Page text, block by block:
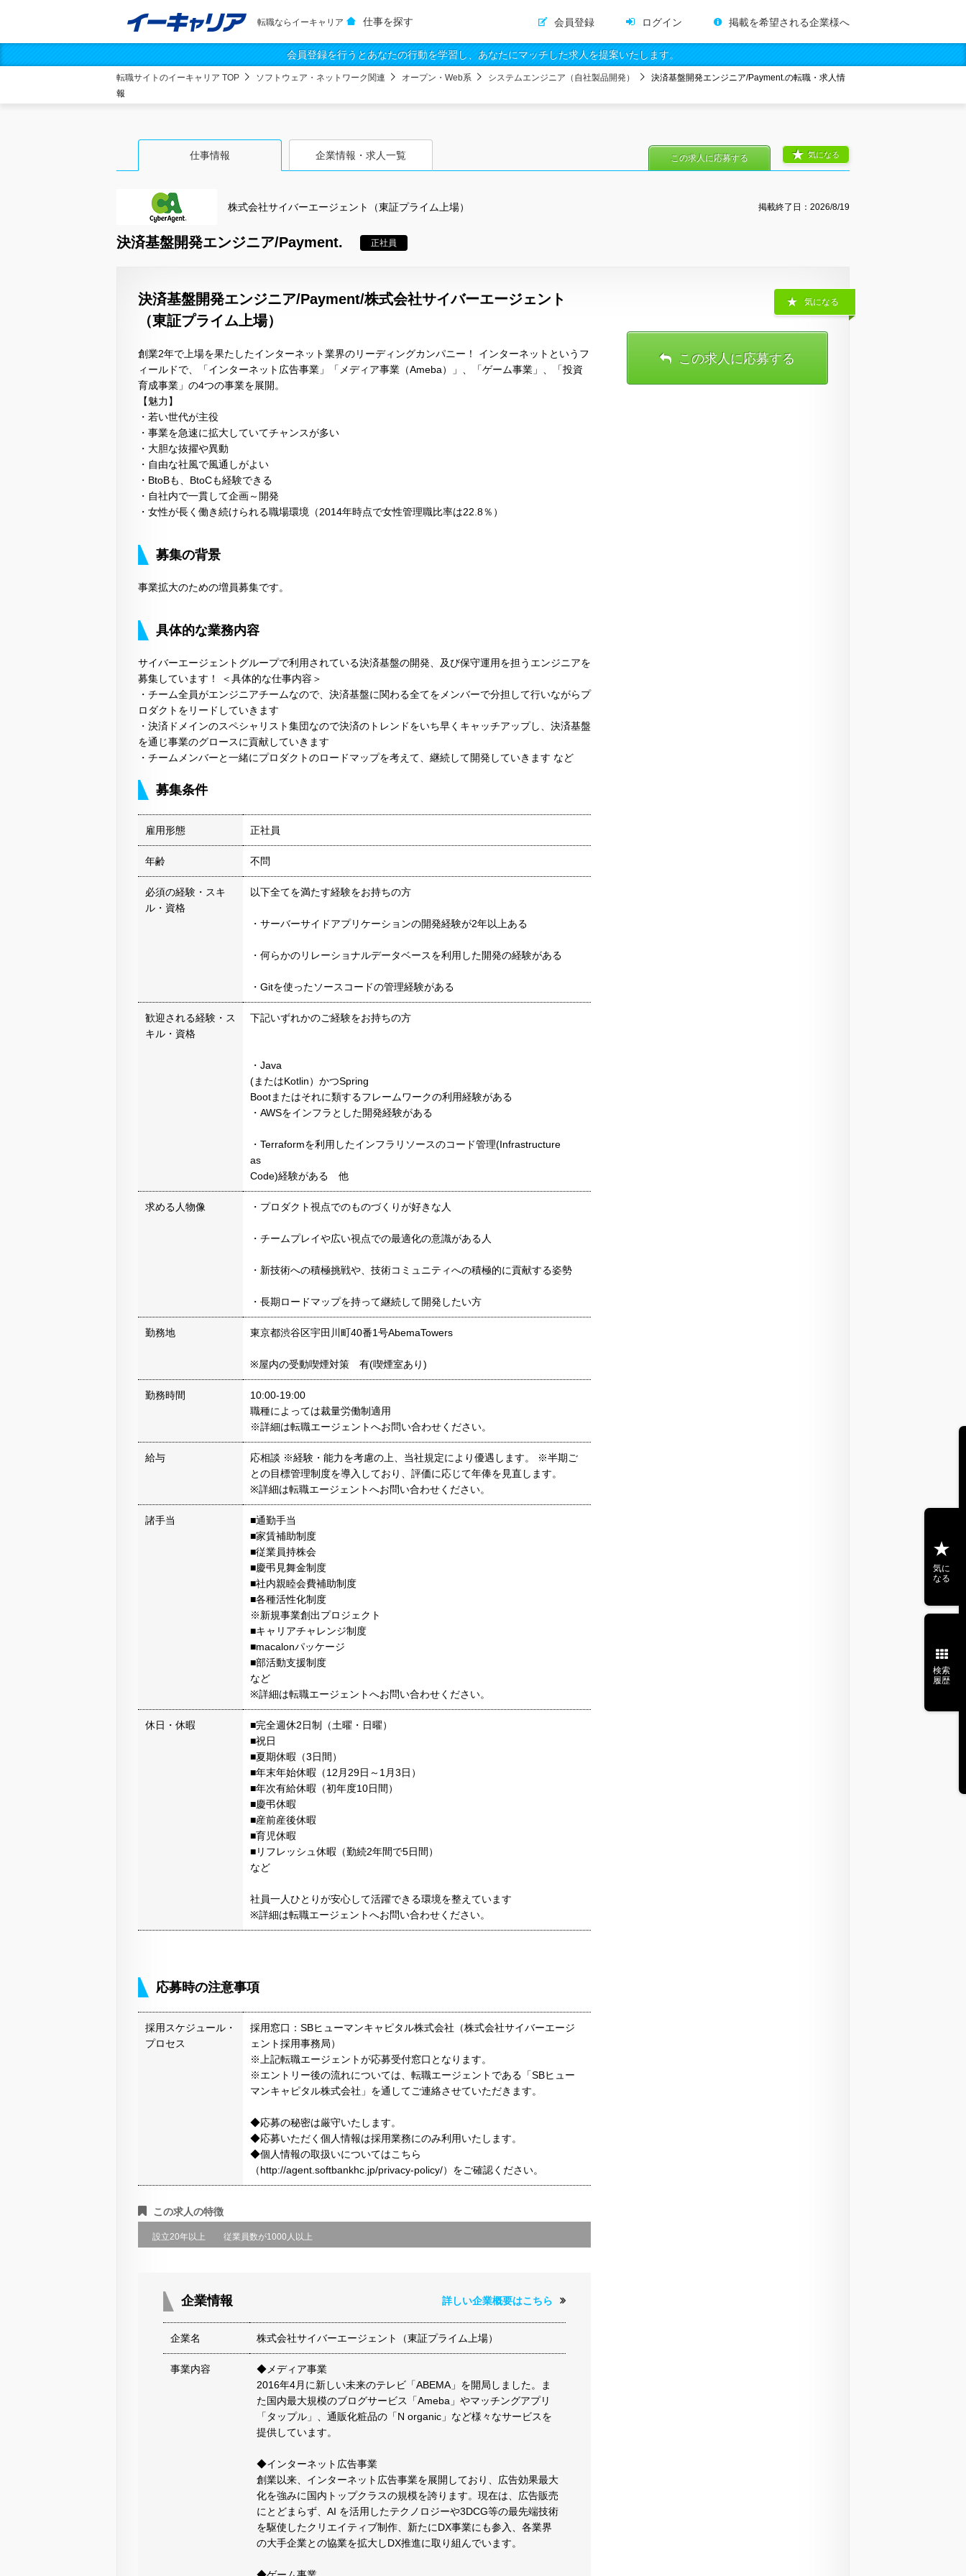
転職ならイーキャリア 仕事を探す 会員登録 ログイン 掲載を希望される企業様へ
会員登録を行うとあなたの行動を学習し、あなたにマッチした求人を提案いたします。
転職サイトのイーキャリア TOP ソフトウェア・ネットワーク関連 オープン・Web系 システムエンジニア（自社製品開発）
決済基盤開発エンジニア/Payment.の転職・求人情
報
仕事情報 企業情報・求人一覧
株式会社サイバーエージェント（東証プライム上場） 掲載終了日： 2026/8/19
決済基盤開発エンジニア/Payment. 正社員
気になる
この求人に応募する
決済基盤開発エンジニア/Payment/株式会社サイバーエージェント
（東証プライム上場）
創業2年で上場を果たしたインターネット業界のリーディングカンパニー！ インターネットというフ
ィールドで、「インターネット広告事業」「メディア事業（Ameba）」、「ゲーム事業」、「投資
育成事業」の4つの事業を展開。
【魅力】
・若い世代が主役
・事業を急速に拡大していてチャンスが多い
・大胆な抜擢や異動
・自由な社風で風通しがよい
・BtoBも、BtoCも経験できる
・自社内で一貫して企画～開発
・女性が長く働き続けられる職場環境（2014年時点で女性管理職比率は22.8％）
募集の背景
事業拡大のための増員募集です。
具体的な業務内容
サイバーエージェントグループで利用されている決済基盤の開発、及び保守運用を担うエンジニアを
募集しています！ ＜具体的な仕事内容＞
・チーム全員がエンジニアチームなので、決済基盤に関わる全てをメンバーで分担して行いながらプ
ロダクトをリードしていきます
・決済ドメインのスペシャリスト集団なので決済のトレンドをいち早くキャッチアップし、決済基盤
を通じ事業のグロースに貢献していきます
・チームメンバーと一緒にプロダクトのロードマップを考えて、継続して開発していきます など
募集条件
雇用形態 正社員
年齢 不問
必須の経験・スキ
ル・資格
以下全てを満たす経験をお持ちの方
・サーバーサイドアプリケーションの開発経験が2年以上ある
・何らかのリレーショナルデータベースを利用した開発の経験がある
・Gitを使ったソースコードの管理経験がある
歓迎される経験・ス
キル・資格
下記いずれかのご経験をお持ちの方
・Java
(またはKotlin）かつSpring
Bootまたはそれに類するフレームワークの利用経験がある
・AWSをインフラとした開発経験がある
・Terraformを利用したインフラリソースのコード管理(Infrastructure
as
Code)経験がある 他
求める人物像 ・プロダクト視点でのものづくりが好きな人
・チームプレイや広い視点での最適化の意識がある人
・新技術への積極挑戦や、技術コミュニティへの積極的に貢献する姿勢
・長期ロードマップを持って継続して開発したい方
勤務地 東京都渋谷区宇田川町40番1号AbemaTowers
※屋内の受動喫煙対策 有(喫煙室あり)
勤務時間
10:00-19:00
職種によっては裁量労働制適用
※詳細は転職エージェントへお問い合わせください。
給与
応相談 ※経験・能力を考慮の上、当社規定により優遇します。 ※半期ご
との目標管理制度を導入しており、評価に応じて年俸を見直します。
※詳細は転職エージェントへお問い合わせください。
諸手当
■通勤手当
■家賃補助制度
■従業員持株会
■慶弔見舞金制度
■社内親睦会費補助制度
■各種活性化制度
※新規事業創出プロジェクト
■キャリアチャレンジ制度
■macalonパッケージ
■部活動支援制度
など
※詳細は転職エージェントへお問い合わせください。
休日・休暇
■完全週休2日制（土曜・日曜）
■祝日
■夏期休暇（3日間）
■年末年始休暇（12月29日～1月3日）
■年次有給休暇（初年度10日間）
■慶弔休暇
■産前産後休暇
■育児休暇
■リフレッシュ休暇（勤続2年間で5日間）
など
社員一人ひとりが安心して活躍できる環境を整えています
※詳細は転職エージェントへお問い合わせください。
応募時の注意事項
採用スケジュール・
プロセス
採用窓口：SBヒューマンキャピタル株式会社（株式会社サイバーエージ
ェント採用事務局）
※上記転職エージェントが応募受付窓口となります。
※エントリー後の流れについては、転職エージェントである「SBヒュー
マンキャピタル株式会社」を通してご連絡させていただきます。
◆応募の秘密は厳守いたします。
◆応募いただく個人情報は採用業務にのみ利用いたします。
◆個人情報の取扱いについてはこちら
（http://agent.softbankhc.jp/privacy-policy/）をご確認ください。
この求人の特徴
設立20年以上 従業員数が1000人以上
企業情報 詳しい企業概要はこちら
企業名 株式会社サイバーエージェント（東証プライム上場）
事業内容
◆メディア事業
2016年4月に新しい未来のテレビ「ABEMA」を開局しました。ま
た国内最大規模のブログサービス「Ameba」やマッチングアプリ
「タップル」、通販化粧品の「N organic」など様々なサービスを
提供しています。
◆インターネット広告事業
創業以来、インターネット広告事業を展開しており、広告効果最大
化を強みに国内トップクラスの規模を誇ります。現在は、広告販売
にとどまらず、AI を活用したテクノロジーや3DCG等の最先端技術
を駆使したクリエイティブ制作、新たにDX事業にも参入、各業界
の大手企業との協業を拡大しDX推進に取り組んでいます。
気になる
この求人に応募する
気に
なる
検索
履歴